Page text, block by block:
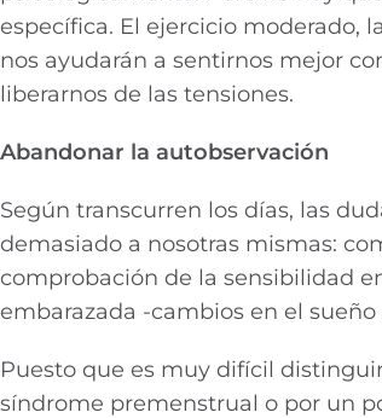
específica. El ejercicio moderado,
nos ayudarán a sentirnos mejor
liberarnos de las tensiones.
Abandonar la autobservación
Según transcurren los días, las
demasiado a nosotras mismas:
comprobación de la sensibilidad
embarazada -cambios en el
Puesto que es muy difícil
síndrome premenstrual o por un